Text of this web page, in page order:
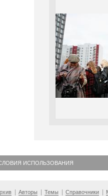
ИСПОЛЬЗОВАНИЯ
Авторы Темы Справочники